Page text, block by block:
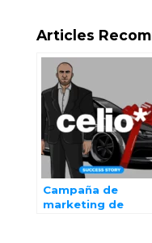
Articles
Campaña de
marketing de